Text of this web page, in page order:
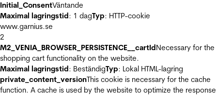
Initial_ConsentVäntande
Maximal lagringstid: 1 dagTyp: HTTP-cookie
www.garnius.se
2
M2_VENIA_BROWSER_PERSISTENCE__cartIdNecessary for the
shopping cart functionality on the website.
Maximal lagringstid: BeständigTyp: Lokal HTML-lagring
private_content_versionThis cookie is necessary for the cache
function. A cache is used by the website to optimize the